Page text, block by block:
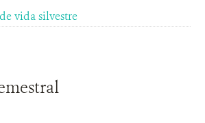
vida silvestre